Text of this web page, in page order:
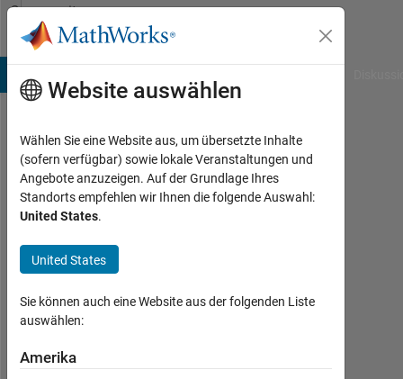
Weiter zum Inhalt
Community
Profile
Kaiguang
Zhao
Last
etwa 2
Monate
vor
seit
2022
Website auswählen
Wählen Sie eine Website aus, um übersetzte Inhalte
(sofern verfügbar) sowie lokale Veranstaltungen und
Angebote anzuzeigen. Auf der Grundlage Ihres
Standorts empfehlen wir Ihnen die folgende Auswahl:
United States.
United States
Sie können auch eine Website aus der folgenden Liste
auswählen:
Amerika